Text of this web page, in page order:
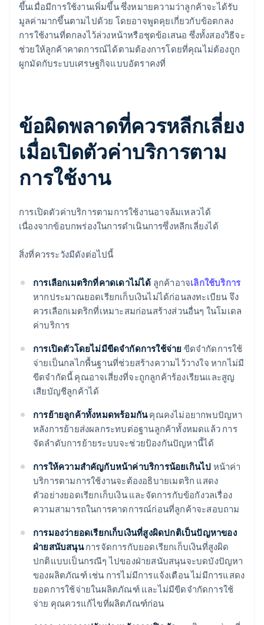
ขึ้นเมื่อมีการใช้งานเพิ่มขึ้น ซึ่งหมายความว่าลูกค้าจะได้รับ
มูลค่ามากขึ้นตามไปด้วย โดยอาจพูดคุยเกี่ยวกับข้อตกลง
การใช้งานที่ตกลงไว้ล่วงหน้าหรือชุดข้อเสนอ ซึ่งทั้งสองวิธีจะ
ช่วยให้ลูกค้าคาดการณ์ได้ตามต้องการโดยที่คุณไม่ต้องถูก
ผูกมัดกับระบบเศรษฐกิจแบบอัตราคงที่
ข้อผิดพลาดที่ควรหลีกเลี่ยง
เมื่อเปิดตัวค่าบริการตาม
การใช้งาน
การเปิดตัวค่าบริการตามการใช้งานอาจล้มเหลวได้
เนื่องจากข้อบกพร่องในการดำเนินการซึ่งหลีกเลี่ยงได้
สิ่งที่ควรระวังมีดังต่อไปนี้
การเลือกเมตริกที่คาดเดาไม่ได้ ลูกค้าอาจเลิกใช้บริการ
หากประมาณยอดเรียกเก็บเงินไม่ได้ก่อนลงทะเบียน จึง
ควรเลือกเมตริกที่เหมาะสมก่อนสร้างส่วนอื่นๆ ในโมเดล
ค่าบริการ
การเปิดตัวโดยไม่มีขีดจำกัดการใช้จ่าย ขีดจำกัดการใช้
จ่ายเป็นกลไกพื้นฐานที่ช่วยสร้างความไว้วางใจ หากไม่มี
ขีดจำกัดนี้ คุณอาจเสี่ยงที่จะถูกลูกค้าร้องเรียนและสูญ
เสียบัญชีลูกค้าได้
การย้ายลูกค้าทั้งหมดพร้อมกันคุณคงไม่อยากพบปัญหา
หลังการย้ายส่งผลกระทบต่อฐานลูกค้าทั้งหมดแล้ว การ
จัดลำดับการย้ายระบบจะช่วยป้องกันปัญหานี้ได้
การให้ความสำคัญกับหน้าค่าบริการน้อยเกินไป หน้าค่า
บริการตามการใช้งานจะต้องอธิบายเมตริก แสดง
ตัวอย่างยอดเรียกเก็บเงิน และจัดการกับข้อกังวลเรื่อง
ความสามารถในการคาดการณ์ก่อนที่ลูกค้าจะสอบถาม
การมองว่ายอดเรียกเก็บเงินที่สูงผิดปกติเป็นปัญหาของ
ฝ่ายสนับสนุนการจัดการกับยอดเรียกเก็บเงินที่สูงผิด
ปกติแบบเป็นกรณีๆ ไปของฝ่ายสนับสนุนจะบดบังปัญหา
ของผลิตภัณฑ์ เช่น การไม่มีการแจ้งเตือน ไม่มีการแสดง
ยอดการใช้จ่ายในผลิตภัณฑ์ และไม่มีขีดจำกัดการใช้
จ่าย คุณควรแก้ไขที่ผลิตภัณฑ์ก่อน